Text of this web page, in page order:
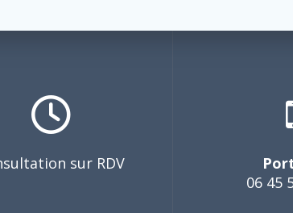
sur RDV
06 45